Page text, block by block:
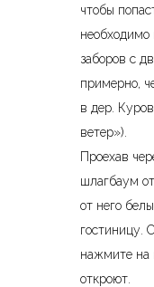
чтобы
необходимо
заборов с
примерно,
в дер.
ветер»).
Проехав
шлагбаум
от него
гостиницу.
нажмите на
откроют.